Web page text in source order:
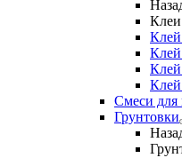
Клеи
Клей
Клей
Клей
Смеси для
Грунтовки